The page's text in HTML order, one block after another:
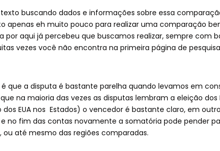
buscando dados e informações sobre essa
apenas eh muito pouco para realizar uma comparação
aqui já percebeu que buscamos realizar, sempre com
vezes você não encontra na primeira página de
que a disputa é bastante parelha quando levamos em
na maioria das vezes as disputas lembram a eleição dos
EUA nos Estados) o vencedor é bastante claro, em
no fim das contas novamente a somatória pode pender
ou até mesmo das regiões comparadas.